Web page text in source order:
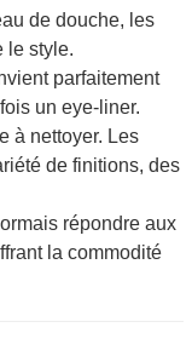
de douche, les
le style.
parfaitement
un eye-liner.
à nettoyer. Les
de finitions, des
répondre aux
la commodité